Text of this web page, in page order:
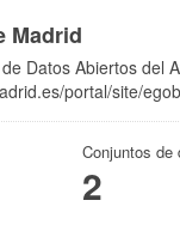
Madrid
Datos Abiertos del
portal/site/egob
Conjuntos de
2